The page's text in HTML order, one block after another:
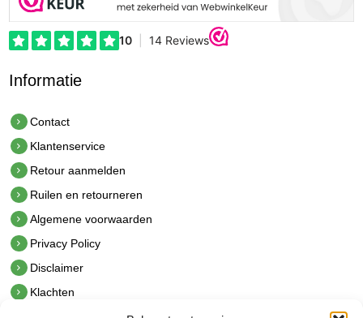
Informatie
Contact
Klantenservice
Retour aanmelden
Ruilen en retourneren
Algemene voorwaarden
Privacy Policy
Disclaimer
Klachten